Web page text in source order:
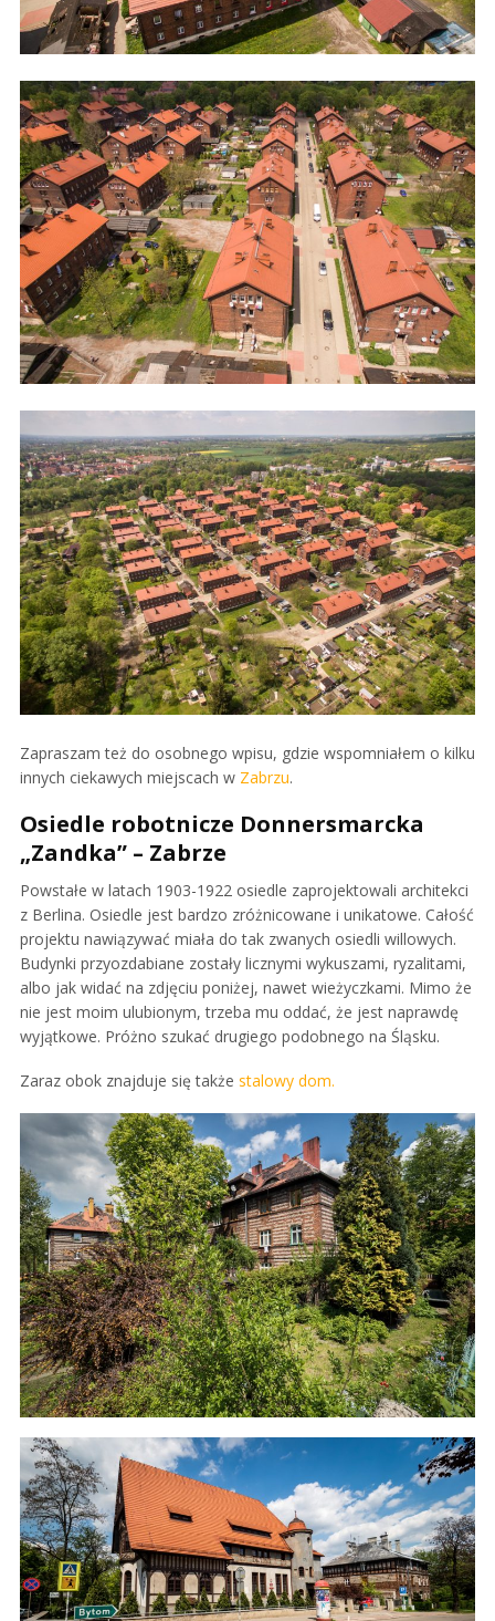
Zapraszam też do osobnego wpisu, gdzie wspomniałem o kilku
innych ciekawych miejscach w Zabrzu.
Osiedle robotnicze Donnersmarcka
„Zandka” – Zabrze
Powstałe w latach 1903-1922 osiedle zaprojektowali architekci
z Berlina. Osiedle jest bardzo zróżnicowane i unikatowe. Całość
projektu nawiązywać miała do tak zwanych osiedli willowych.
Budynki przyozdabiane zostały licznymi wykuszami, ryzalitami,
albo jak widać na zdjęciu poniżej, nawet wieżyczkami. Mimo że
nie jest moim ulubionym, trzeba mu oddać, że jest naprawdę
wyjątkowe. Próżno szukać drugiego podobnego na Śląsku.
Zaraz obok znajduje się także stalowy dom.